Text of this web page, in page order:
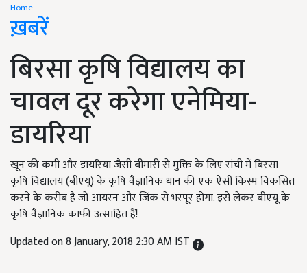
Home
ख़बरें
बिरसा कृषि विद्यालय का
चावल दूर करेगा एनेमिया-
डायरिया
खून की कमी और डायरिया जैसी बीमारी से मुक्ति के लिए रांची में बिरसा
कृषि विद्यालय (बीएयू) के कृषि वैज्ञानिक धान की एक ऐसी किस्म विकसित
करने के करीब हैं जो आयरन और जिंक से भरपूर होगा. इसे लेकर बीएयू के
कृषि वैज्ञानिक काफी उत्साहित हैं!
Updated on 8 January, 2018 2:30 AM IST